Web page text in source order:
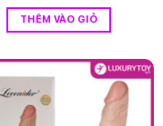
là:
1.750.000₫.
THÊM VÀO GIỎ